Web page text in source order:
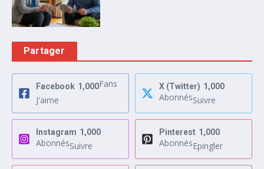
Partager
Facebook 1,000Fans
J'aime
X (Twitter) 1,000
AbonnésSuivre
Instagram 1,000
AbonnésSuivre
Pinterest 1,000
AbonnésEpingler